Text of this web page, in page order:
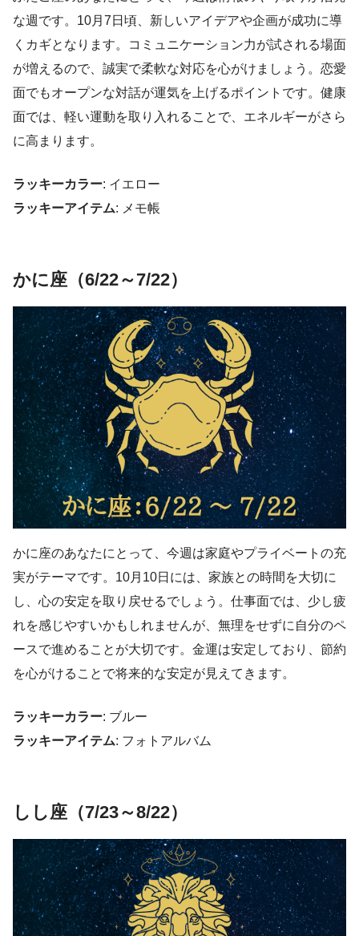
な週です。10月7日頃、新しいアイデアや企画が成功に導
くカギとなります。コミュニケーション力が試される場面
が増えるので、誠実で柔軟な対応を心がけましょう。恋愛
面でもオープンな対話が運気を上げるポイントです。健康
面では、軽い運動を取り入れることで、エネルギーがさら
に高まります。
ラッキーカラー: イエロー
ラッキーアイテム: メモ帳
かに座（6/22～7/22）
かに座のあなたにとって、今週は家庭やプライベートの充
実がテーマです。10月10日には、家族との時間を大切に
し、心の安定を取り戻せるでしょう。仕事面では、少し疲
れを感じやすいかもしれませんが、無理をせずに自分のペ
ースで進めることが大切です。金運は安定しており、節約
を心がけることで将来的な安定が見えてきます。
ラッキーカラー: ブルー
ラッキーアイテム: フォトアルバム
しし座（7/23～8/22）